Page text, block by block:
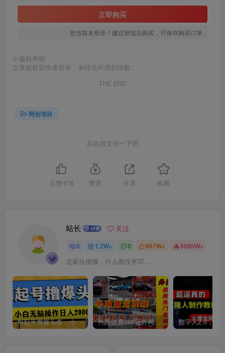
立即购买
您当前未登录！建议登陆后购买，可保存购买订单
© 版权声明
文章版权归作者所有，未经允许请勿转载。
THE END
网创项目
喜欢就支持一下吧
点赞 678 赞赏 分享 收藏
站长 关注
0 1.2W+ 0 667W+ 6685W+
这家伙很懒，什么都没有写...
AI起号撸爆头条，小白也能操作，日入2000+ 外面收费398元外网超跑豪车汽车视频搬运至快手抖音上热门项目